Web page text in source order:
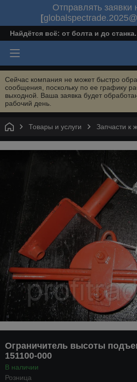
Отправлять заявки
[
Найдётся всё: от болта и до
Сейчас компания не может быстро
сообщения, поскольку по ее графику
выходной. Ваша заявка будет
рабочий день.
Товары и услуги Запчасти
Ограничитель высоты
151100-000
В наличии
Розница